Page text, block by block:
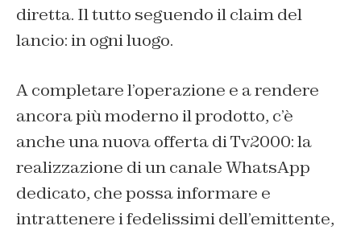
diretta. Il tutto seguendo il claim del
lancio: in ogni luogo.
A completare l’operazione e a rendere
ancora più moderno il prodotto, c’è
anche una nuova offerta di Tv2000: la
realizzazione di un canale WhatsApp
dedicato, che possa informare e
intrattenere i fedelissimi dell’emittente,